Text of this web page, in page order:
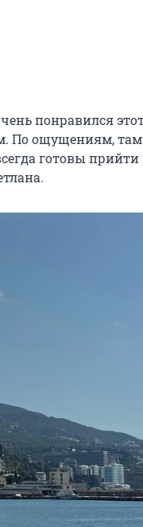
понравился
По ощущениям, там
готовы